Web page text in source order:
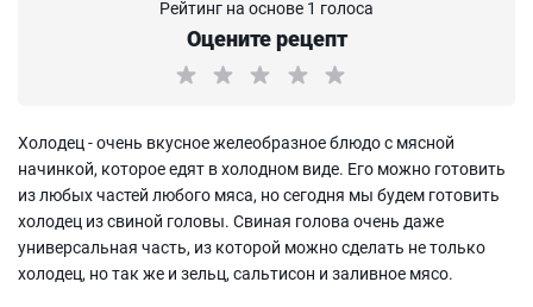
Рейтинг на основе 1 голоса
Оцените рецепт
Холодец - очень вкусное желеобразное блюдо с мясной
начинкой, которое едят в холодном виде. Его можно готовить
из любых частей любого мяса, но сегодня мы будем готовить
холодец из свиной головы. Свиная голова очень даже
универсальная часть, из которой можно сделать не только
холодец, но так же и зельц, сальтисон и заливное мясо.